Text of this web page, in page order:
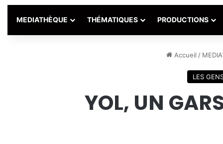
MEDIATHÈQUE THÉMATIQUES PRODUCTIONS
Accueil /
LES
YOL, UN